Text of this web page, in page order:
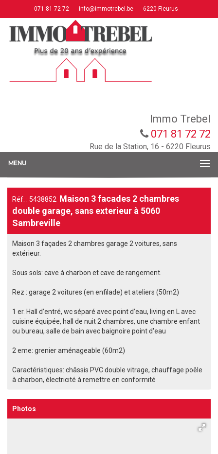
071 81 72 72 info@immotrebel.be 6220 Fleurus
Immo Trebel
071 81 72 72
Rue de la Station, 16 - 6220 Fleurus
MENU
Réf. : 5438852 Maison 3 facades 2 chambres
double garage, sans exterieur à 5060
Sambreville
Maison 3 façades 2 chambres garage 2 voitures, sans
extérieur.
Sous sols: cave à charbon et cave de rangement.
Rez : garage 2 voitures (en enfilade) et ateliers (50m2)
1 er. Hall d’entré, wc séparé avec point d’eau, living en L avec
cuisine équipée, hall de nuit 2 chambres, une chambre enfant
ou bureau, salle de bain avec baignoire point d'eau
2 eme: grenier aménageable (60m2)
Caractéristiques: châssis PVC double vitrage, chauffage poêle
à charbon, électricité à remettre en conformité
Photos